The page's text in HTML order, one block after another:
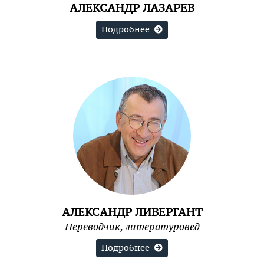
АЛЕКСАНДР ЛАЗАРЕВ
Подробнее
АЛЕКСАНДР ЛИВЕРГАНТ
Переводчик, литературовед
Подробнее